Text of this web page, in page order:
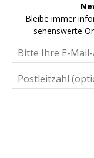
Bleibe immer
sehenswerte